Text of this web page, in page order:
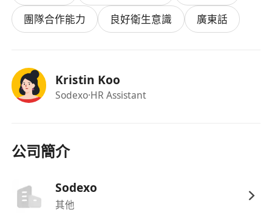
團隊合作能力
良好衛生意識 廣東話
Kristin Koo
Sodexo·HR Assistant
公司簡介
Sodexo
其他